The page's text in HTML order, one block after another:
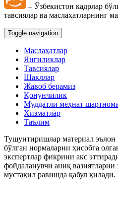
Иш берувчининг хатолари
Ҳарбий хизматга мажбур
Кадрларга доир ҳужжатлар
Меҳнат муносабатларининг
шаклларининг хусусиятлари
Амалиёт ва стажировка
Ижтимоий таъминот
Иш берувчи томонидан йўл
– Ўзбекистон кадрлар
тавсиялар ва маслаҳатларнинг
Toggle navigation
Маслаҳатлар
Янгиликлар
Тавсиялар
Шакллар
Жавоб берамиз
Қонунчилик
Муддатли меҳнат
Хизматлар
Таълим
Тушунтиришлар материал эълон
бўлган нормаларни ҳисобга
экспертлар фикрини акс
фойдаланувчи аниқ вазиятларни
мустақил равишда қабул қилади.